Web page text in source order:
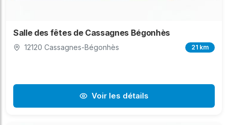
Salle des fêtes de Cassagnes Bégonhès
12120 Cassagnes-Bégonhès 21 km
Voir les détails